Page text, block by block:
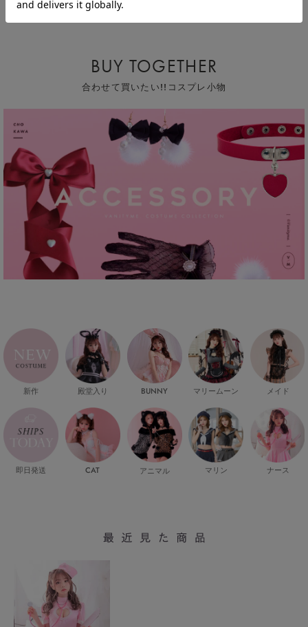
1,100税込 ￥15,180
BUY TOGETHER
合わせて買いたい!!コスプレ小物
新作
即日発送
殿堂入り
CAT
BUNNY
アニマル
マリームーン
マリン
メイド
ナース